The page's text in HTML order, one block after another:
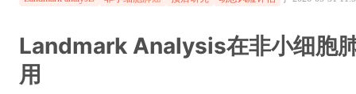
Landmark Analysis在非小细胞
用